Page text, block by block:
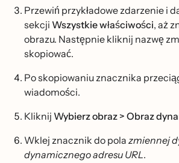
Przewiń przykładowe zdarzenie i
sekcji Wszystkie właściwości, aż
obrazu. Następnie kliknij nazwę
skopiować.
Po skopiowaniu znacznika
wiadomości.
Kliknij Wybierz obraz > Obraz
Wklej znacznik do pola zmiennej
dynamicznego adresu URL.